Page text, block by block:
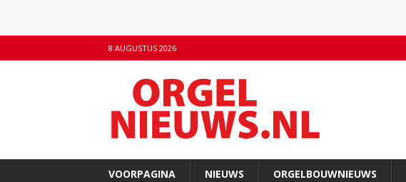
8 AUGUSTUS 2026
VOORPAGINA NIEUWS ORGELBOUWNIEUWS